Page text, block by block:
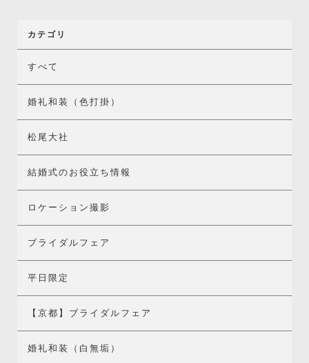
カテゴリ
すべて
婚礼和装（色打掛）
松尾大社
結婚式のお役立ち情報
ロケーション撮影
ブライダルフェア
平日限定
【京都】ブライダルフェア
婚礼和装（白無垢）